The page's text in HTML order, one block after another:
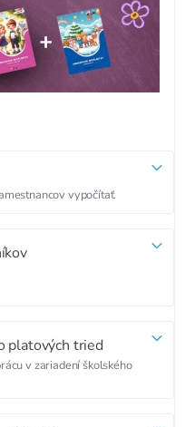
vypočítať.
platových tried
v zariadení školského